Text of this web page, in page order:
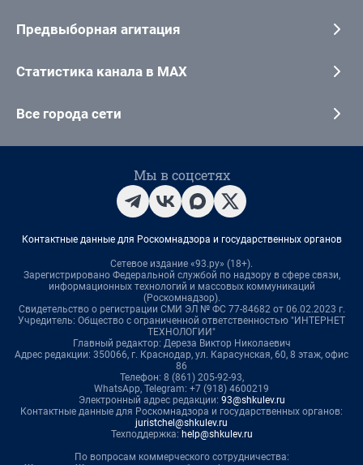
Предвыборная агитация
Статистика канала в MAX
Все города сети
Мы в соцсетях
Контактные данные для Роскомнадзора и государственных органов
Сетевое издание «93.ру» (18+).
Зарегистрировано Федеральной службой по надзору в сфере связи,
информационных технологий и массовых коммуникаций
(Роскомнадзор).
Свидетельство о регистрации СМИ ЭЛ № ФС 77-84682 от 06.02.2023 г.
Учредитель: Общество с ограниченной ответственностью "ИНТЕРНЕТ
ТЕХНОЛОГИИ"
Главный редактор: Дереза Виктор Николаевич
Адрес редакции: 350066, г. Краснодар, ул. Карасунская, 60, 8 этаж, офис
86
Телефон: 8 (861) 205-92-93,
WhatsApp, Telegram: +7 (918) 4600219
Электронный адрес редакции: 93@shkulev.ru
Контактные данные для Роскомнадзора и государственных органов:
juristchel@shkulev.ru
Техподдержка: help@shkulev.ru
По вопросам коммерческого сотрудничества: